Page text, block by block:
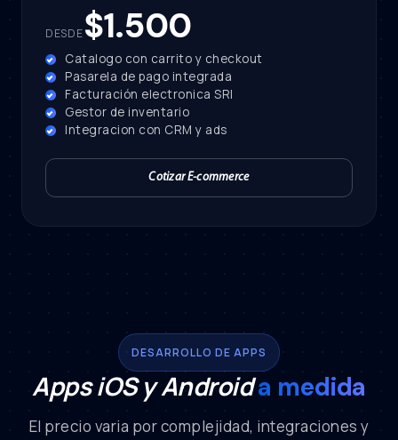
DESDE$1.500
Catalogo con carrito y checkout
Pasarela de pago integrada
Facturación electronica SRI
Gestor de inventario
Integracion con CRM y ads
Cotizar E-commerce
DESARROLLO DE APPS
Apps iOS y Androida medida
El precio varia por complejidad, integraciones y